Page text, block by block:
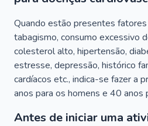
Quando estão presentes
tabagismo, consumo excessivo
colesterol alto, hipertensão,
estresse, depressão, histórico
cardíacos etc., indica-se fazer a
anos para os homens e 40 anos
Antes de iniciar uma